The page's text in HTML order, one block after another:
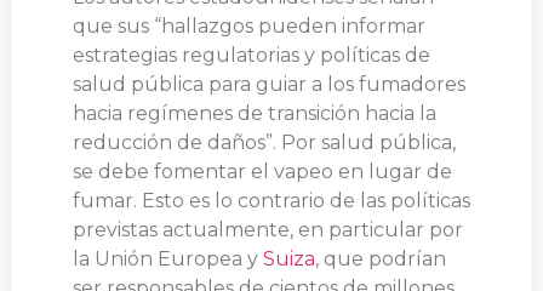
que sus “hallazgos pueden informar
estrategias regulatorias y políticas de
salud pública para guiar a los fumadores
hacia regímenes de transición hacia la
reducción de daños”. Por salud pública,
se debe fomentar el vapeo en lugar de
fumar. Esto es lo contrario de las políticas
previstas actualmente, en particular por
la Unión Europea y Suiza, que podrían